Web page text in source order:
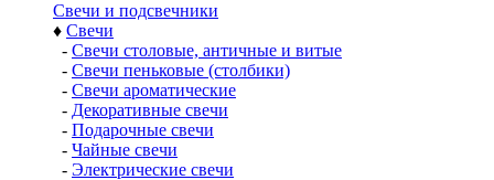
Свечи и подсвечники
♦ Свечи
- Свечи столовые, античные и витые
- Свечи пеньковые (столбики)
- Свечи ароматические
- Декоративные свечи
- Подарочные свечи
- Чайные свечи
- Электрические свечи